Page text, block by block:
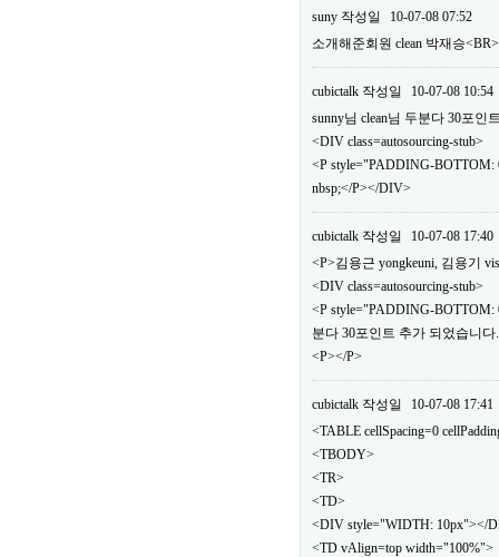
suny 작성일
10-07-08 07:52
소개해준회원 clean 박재승
cubictalk 작성일
10-07-08 10:54
sunny님 clean님 두분다 30포
<DIV class=autosourcing-stub>
<P style="PADDING-
nbsp;</P></DIV>
cubictalk 작성일
10-07-08 17:40
<P>김용근 yongkeuni, 김용기
<DIV class=autosourcing-stub>
<P style="PADDING-
분다 30포인트 추가 되었습니
<P></P>
cubictalk 작성일
10-07-08 17:41
<TABLE cellSpacing=0
<TBODY>
<TR>
<TD>
<DIV style="WIDTH: 10px"></
<TD vAlign=top width="100%">